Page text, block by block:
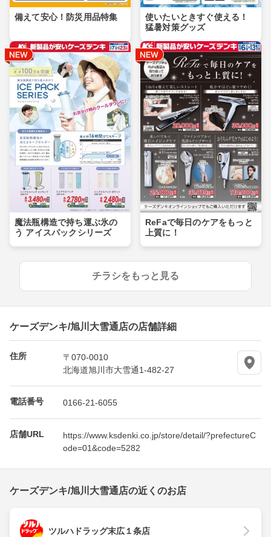
備えて安心！防災用品特集
使いたいときすぐ使える！
猛暑対策グッズ
魔法瓶構造で持ち運ぶ氷の
う アイスパックシリーズ
ReFaで毎日のケアをもっと
上質に！
チラシをもっと見る
ケーズデンキ/旭川大雪通店の店舗詳細
住所
〒070-0010
北海道旭川市大雪通1-482-27
電話番号 0166-21-6055
店舗URL
https://www.ksdenki.co.jp/store/detail/?prefectureC
ode=01&code=5282
ケーズデンキ/旭川大雪通店の近くのお店
ツルハドラッグ末広１条店